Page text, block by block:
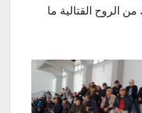
الروح القتالية ما